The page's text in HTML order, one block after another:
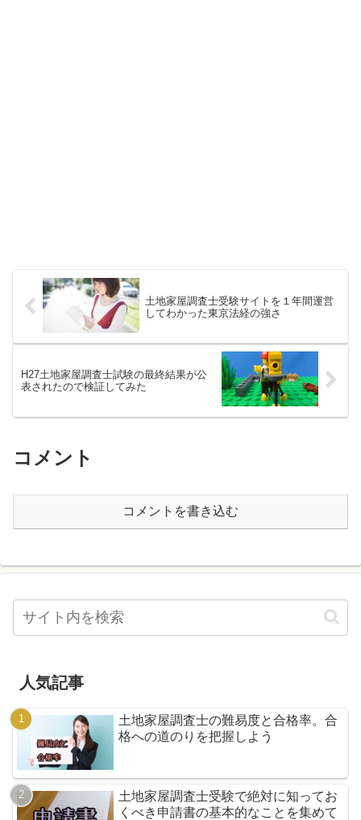
土地家屋調査士受験サイトを１年間運営
してわかった東京法経の強さ
H27土地家屋調査士試験の最終結果が公
表されたので検証してみた
コメント
コメントを書き込む
人気記事
土地家屋調査士の難易度と合格率。合
格への道のりを把握しよう
土地家屋調査士受験で絶対に知ってお
くべき申請書の基本的なことを集めて